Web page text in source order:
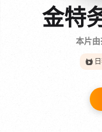
金特
本片